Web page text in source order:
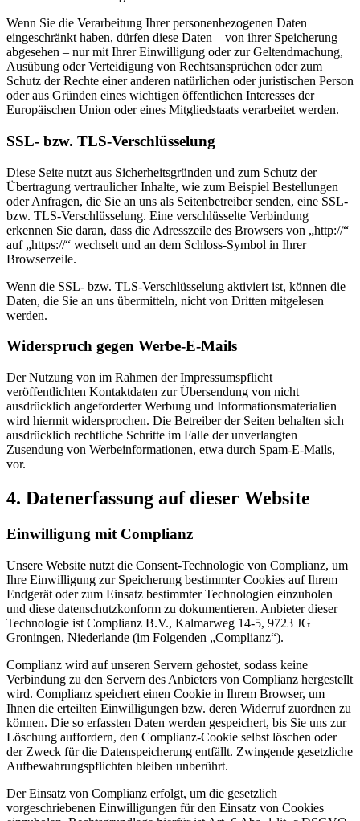
Wenn Sie die Verarbeitung Ihrer personenbezogenen Daten
eingeschränkt haben, dürfen diese Daten – von ihrer Speicherung
abgesehen – nur mit Ihrer Einwilligung oder zur Geltendmachung,
Ausübung oder Verteidigung von Rechtsansprüchen oder zum
Schutz der Rechte einer anderen natürlichen oder juristischen Person
oder aus Gründen eines wichtigen öffentlichen Interesses der
Europäischen Union oder eines Mitgliedstaats verarbeitet werden.
SSL- bzw. TLS-Verschlüsselung
Diese Seite nutzt aus Sicherheitsgründen und zum Schutz der
Übertragung vertraulicher Inhalte, wie zum Beispiel Bestellungen
oder Anfragen, die Sie an uns als Seitenbetreiber senden, eine SSL-
bzw. TLS-Verschlüsselung. Eine verschlüsselte Verbindung
erkennen Sie daran, dass die Adresszeile des Browsers von „http://“
auf „https://“ wechselt und an dem Schloss-Symbol in Ihrer
Browserzeile.
Wenn die SSL- bzw. TLS-Verschlüsselung aktiviert ist, können die
Daten, die Sie an uns übermitteln, nicht von Dritten mitgelesen
werden.
Widerspruch gegen Werbe-E-Mails
Der Nutzung von im Rahmen der Impressumspflicht
veröffentlichten Kontaktdaten zur Übersendung von nicht
ausdrücklich angeforderter Werbung und Informationsmaterialien
wird hiermit widersprochen. Die Betreiber der Seiten behalten sich
ausdrücklich rechtliche Schritte im Falle der unverlangten
Zusendung von Werbeinformationen, etwa durch Spam-E-Mails,
vor.
4. Datenerfassung auf dieser Website
Einwilligung mit Complianz
Unsere Website nutzt die Consent-Technologie von Complianz, um
Ihre Einwilligung zur Speicherung bestimmter Cookies auf Ihrem
Endgerät oder zum Einsatz bestimmter Technologien einzuholen
und diese datenschutzkonform zu dokumentieren. Anbieter dieser
Technologie ist Complianz B.V., Kalmarweg 14-5, 9723 JG
Groningen, Niederlande (im Folgenden „Complianz“).
Complianz wird auf unseren Servern gehostet, sodass keine
Verbindung zu den Servern des Anbieters von Complianz hergestellt
wird. Complianz speichert einen Cookie in Ihrem Browser, um
Ihnen die erteilten Einwilligungen bzw. deren Widerruf zuordnen zu
können. Die so erfassten Daten werden gespeichert, bis Sie uns zur
Löschung auffordern, den Complianz-Cookie selbst löschen oder
der Zweck für die Datenspeicherung entfällt. Zwingende gesetzliche
Aufbewahrungspflichten bleiben unberührt.
Der Einsatz von Complianz erfolgt, um die gesetzlich
vorgeschriebenen Einwilligungen für den Einsatz von Cookies